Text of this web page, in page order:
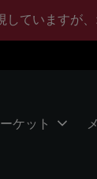
していますが
ケット